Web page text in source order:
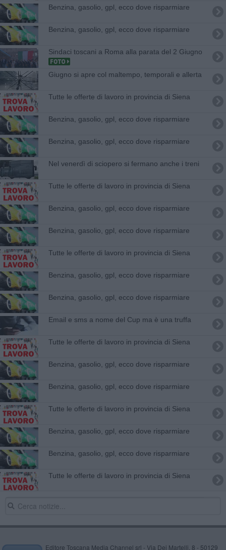
​Benzina, gasolio, gpl, ecco dove risparmiare
​Benzina, gasolio, gpl, ecco dove risparmiare
Sindaci toscani a Roma alla parata del 2 Giugno
Giugno si apre col maltempo, temporali e allerta
​Tutte le offerte di lavoro in provincia di Siena
​Benzina, gasolio, gpl, ecco dove risparmiare
​Benzina, gasolio, gpl, ecco dove risparmiare
Nel venerdì di sciopero si fermano anche i treni
​Tutte le offerte di lavoro in provincia di Siena
​Benzina, gasolio, gpl, ecco dove risparmiare
​Benzina, gasolio, gpl, ecco dove risparmiare
​Tutte le offerte di lavoro in provincia di Siena
​Benzina, gasolio, gpl, ecco dove risparmiare
​Benzina, gasolio, gpl, ecco dove risparmiare
Email e sms a nome del Cup ma è una truffa
​Tutte le offerte di lavoro in provincia di Siena
​Benzina, gasolio, gpl, ecco dove risparmiare
​Benzina, gasolio, gpl, ecco dove risparmiare
​Tutte le offerte di lavoro in provincia di Siena
​Benzina, gasolio, gpl, ecco dove risparmiare
​Benzina, gasolio, gpl, ecco dove risparmiare
​Tutte le offerte di lavoro in provincia di Siena
Editore Toscana Media Channel srl - Via Dei Martelli, 8 - 50129